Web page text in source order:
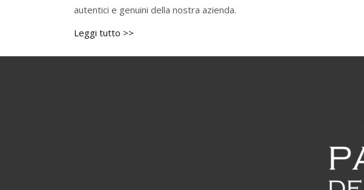
autentici e genuini della nostra azienda.
Leggi tutto >>